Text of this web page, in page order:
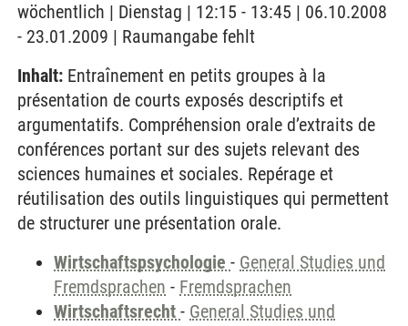
wöchentlich | Dienstag | 12:15 - 13:45 | 06.10.2008
- 23.01.2009 | Raumangabe fehlt
Inhalt: Entraînement en petits groupes à la
présentation de courts exposés descriptifs et
argumentatifs. Compréhension orale d’extraits de
conférences portant sur des sujets relevant des
sciences humaines et sociales. Repérage et
réutilisation des outils linguistiques qui permettent
de structurer une présentation orale.
Wirtschaftspsychologie - General Studies und
Fremdsprachen - Fremdsprachen
Wirtschaftsrecht - General Studies und